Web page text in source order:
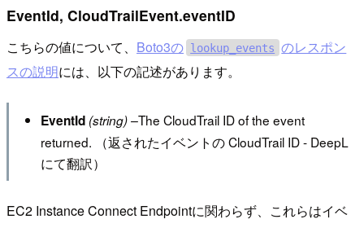
EventId, CloudTrailEvent.eventID
こちらの値について、 Boto3の lookup_events のレスポン
スの説明には、以下の記述があります。
EventId (string) –The CloudTrail ID of the event
returned. （返されたイベントの CloudTrail ID - DeepL
にて翻訳）
EC2 Instance Connect Endpointに関わらず、これらはイベ